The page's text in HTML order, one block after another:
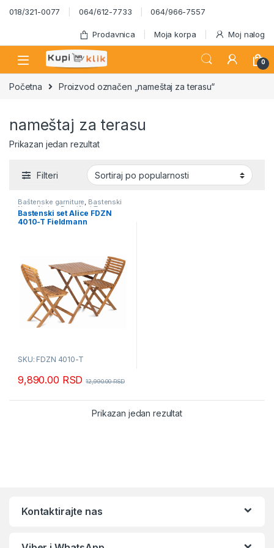
Skip to navigation
Skip to content
018/321-0077 064/612-7733 064/966-7557
Prodavnica Moja korpa Moj nalog
0
Početna Proizvod označen „nameštaj za terasu“
nameštaj za terasu
Prikazan jedan rezultat
Filteri
Baštenske garniture, Bastenski
Nameštaj za Dvorište i Terasu
Mesečna Akcija - KupinaKlik
Fieldmann - mesečna akcija
Bastenski set Alice FDZN
4010-T Fieldmann
SKU: FDZN 4010-T
9,890.00 RSD 12,990.00RSD
Prikazan jedan rezultat
Kontaktirajte nas